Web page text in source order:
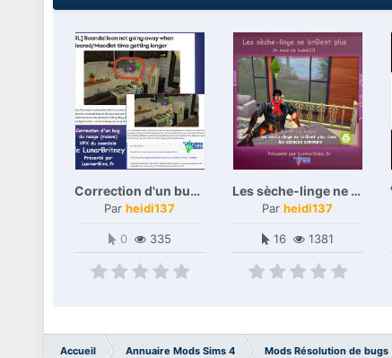
Correction d'un bug du nuage (mauve) VFX du scandale, un mod Fix de LunarBritney
Parheidi137
0 335
Les sèche-linge ne brûlent plus (Fix A louer), un mod de ludo610
Parheidi137
16 1381
Accueil Annuaire Mods Sims 4 Mods Résolution de bugs